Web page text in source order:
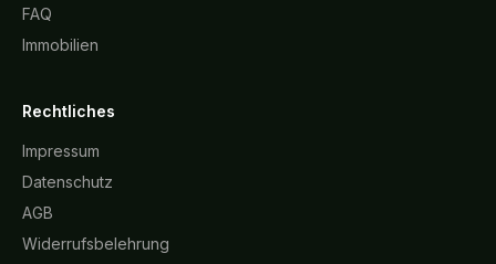
FAQ
Immobilien
Rechtliches
Impressum
Datenschutz
AGB
Widerrufsbelehrung